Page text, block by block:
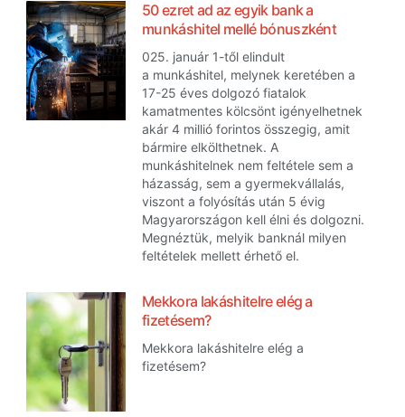
50 ezret ad az egyik bank a
munkáshitel mellé bónuszként
025. január 1-től elindult
a munkáshitel, melynek keretében a
17-25 éves dolgozó fiatalok
kamatmentes kölcsönt igényelhetnek
akár 4 millió forintos összegig, amit
bármire elkölthetnek. A
munkáshitelnek nem feltétele sem a
házasság, sem a gyermekvállalás,
viszont a folyósítás után 5 évig
Magyarországon kell élni és dolgozni.
Megnéztük, melyik banknál milyen
feltételek mellett érhető el.
Mekkora lakáshitelre elég a
fizetésem?
Mekkora lakáshitelre elég a
fizetésem?